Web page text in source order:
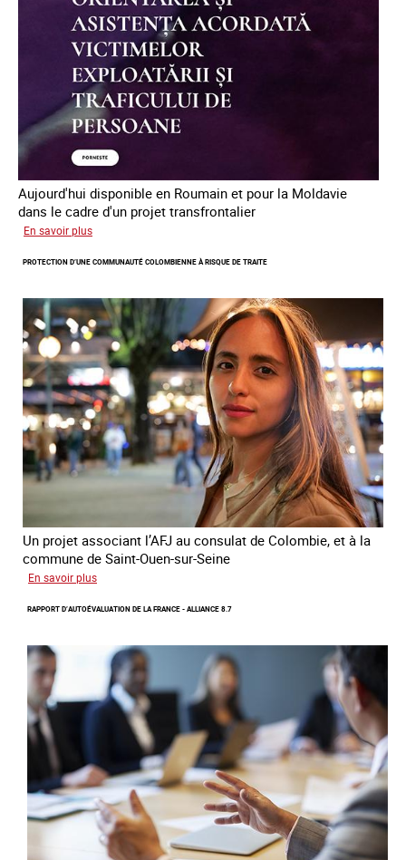
êtres
humains
en
Europe
Aujourd'hui disponible en Roumain et pour la Moldavie
dans le cadre d'un projet transfrontalier
En savoir plus
module
formation
en
ligne
sur
traite
et
le
conflit
en
PROTECTION D’UNE COMMUNAUTÉ COLOMBIENNE À RISQUE DE TRAITE
Un projet associant l’AFJ au consulat de Colombie, et à la
commune de Saint-Ouen-sur-Seine
En savoir plus
d’une
colombienne
risque
de
RAPPORT D’AUTOÉVALUATION DE LA FRANCE - ALLIANCE 8.7